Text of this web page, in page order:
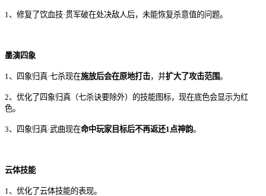
1 、 修复了饮血技·贯军破在处决敌人 后， 未能恢复杀意值的问题。
墨演四象
1、四象归真·七杀现在施放后会在原地打击，并扩大了攻击范围。
2、优化了四象归真（七杀诀要除外）的技能图标，现在底色会显示为红
色。
3、四象归真·武曲现在命中玩家目标后不再返还1点神韵。
云体技能
1、优化了云体技能的表现。